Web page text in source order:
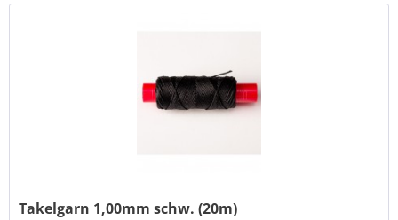
Takelgarn 1,00mm schw. (20m)